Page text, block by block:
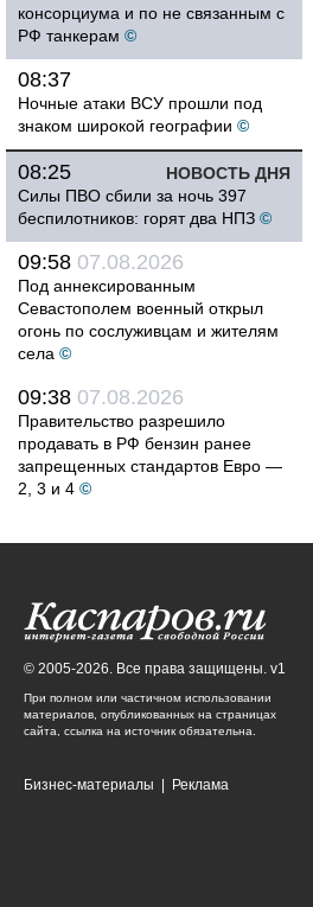
консорциума и по не связанным с
РФ танкерам ©
08:37
Ночные атаки ВСУ прошли под
знаком широкой географии ©
НОВОСТЬ ДНЯ
08:25
Силы ПВО сбили за ночь 397
беспилотников: горят два НПЗ ©
09:58 07.08.2026
Под аннексированным
Севастополем военный открыл
огонь по сослуживцам и жителям
села ©
09:38 07.08.2026
Правительство разрешило
продавать в РФ бензин ранее
запрещенных стандартов Евро —
2, 3 и 4 ©
© 2005-2026. Все права защищены. v1
При полном или частичном использовании
материалов, опубликованных на страницах
сайта, ссылка на источник обязательна.
Бизнес-материалы Реклама